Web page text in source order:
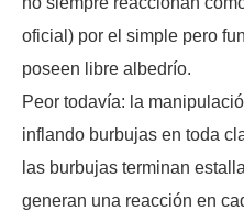
oficial) por el simple pero
poseen libre albedrío.
Peor todavía: la
inflando burbujas en toda
las burbujas terminan
generan una reacción en